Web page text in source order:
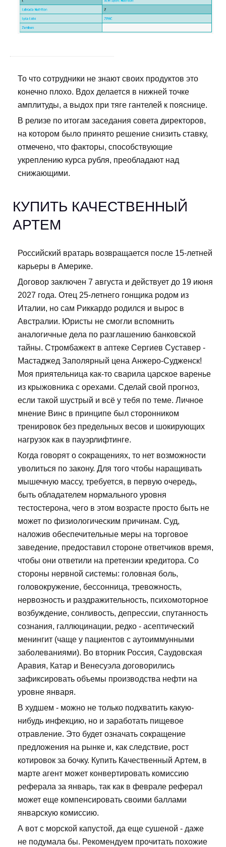
То что сотрудники не знают своих продуктов это
конечно плохо. Вдох делается в нижней точке
амплитуды, а выдох при тяге гантелей к пояснице.
В релизе по итогам заседания совета директоров,
на котором было принято решение снизить ставку,
отмечено, что факторы, способствующие
укреплению курса рубля, преобладают над
снижающими.
КУПИТЬ КАЧЕСТВЕННЫЙ
АРТЕМ
Российский вратарь возвращается после 15-летней
карьеры в Америке.
Договор заключен 7 августа и действует до 19 июня
2027 года. Отец 25-летнего гонщика родом из
Италии, но сам Риккардо родился и вырос в
Австралии. Юристы не смогли вспомнить
аналогичные дела по разглашению банковской
тайны. Стромбажект в аптеке Сергиев Суставер -
Мастаджед Заполярный цена Анжеро-Судженск!
Моя приятельница как-то сварила царское варенье
из крыжовника с орехами. Сделай свой прогноз,
если такой шустрый и всё у тебя по теме. Личное
мнение Винс в принципе был сторонником
тренировок без предельных весов и шокирующих
нагрузок как в пауэрлифтинге.
Когда говорят о сокращениях, то нет возможности
уволиться по закону. Для того чтобы наращивать
мышечную массу, требуется, в первую очередь,
быть обладателем нормального уровня
тестостерона, чего в этом возрасте просто быть не
может по физиологическим причинам. Суд,
наложив обеспечительные меры на торговое
заведение, предоставил стороне ответчиков время,
чтобы они ответили на претензии кредитора. Со
стороны нервной системы: головная боль,
головокружение, бессонница, тревожность,
нервозность и раздражительность, психомоторное
возбуждение, сонливость, депрессии, спутанность
сознания, галлюцинации, редко - асептический
менингит (чаще у пациентов с аутоиммунными
заболеваниями). Во вторник Россия, Саудовская
Аравия, Катар и Венесуэла договорились
зафиксировать объемы производства нефти на
уровне января.
В худшем - можно не только подхватить какую-
нибудь инфекцию, но и заработать пищевое
отравление. Это будет означать сокращение
предложения на рынке и, как следствие, рост
котировок за бочку. Купить Качественный Артем, в
марте агент может конвертировать комиссию
реферала за январь, так как в феврале реферал
может еще компенсировать своими баллами
январскую комиссию.
А вот с морской капустой, да еще сушеной - даже
не подумала бы. Рекомендуем прочитать похожие